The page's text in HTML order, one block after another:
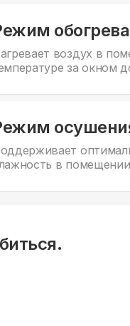
обогрева
воздух в
за окном
в